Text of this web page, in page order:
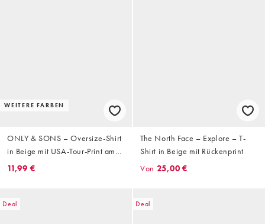
WEITERE FARBEN
ONLY & SONS – Oversize-Shirt
in Beige mit USA-Tour-Print am
Rücken
11,99 €
The North Face – Explore – T-
Shirt in Beige mit Rückenprint
Von 25,00 €
Deal Deal